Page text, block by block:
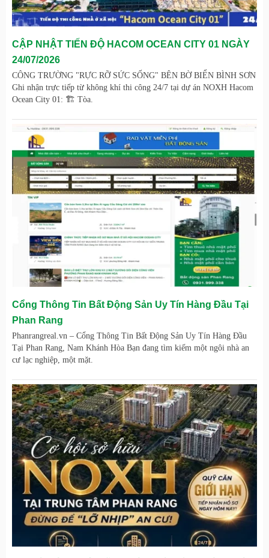
CẬP NHẬT TIẾN ĐỘ HACOM OCEAN CITY 01 NGÀY
24/07/2026
CÔNG TRƯỜNG "RỰC RỠ SỨC SỐNG" BÊN BỜ BIỂN BÌNH SƠN
Ghi nhận trực tiếp từ không khí thi công 24/7 tại dự án NOXH Hacom
Ocean City 01: 🏗️ Tòa.
Cổng Thông Tin Bất Động Sản Uy Tín Hàng Đầu Tại
Phan Rang
Phanrangreal.vn – Cổng Thông Tin Bất Động Sản Uy Tín Hàng Đầu
Tại Phan Rang, Nam Khánh Hòa Bạn đang tìm kiếm một ngôi nhà an
cư lạc nghiệp, một mặt.